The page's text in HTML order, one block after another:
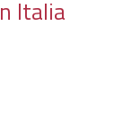
Italia